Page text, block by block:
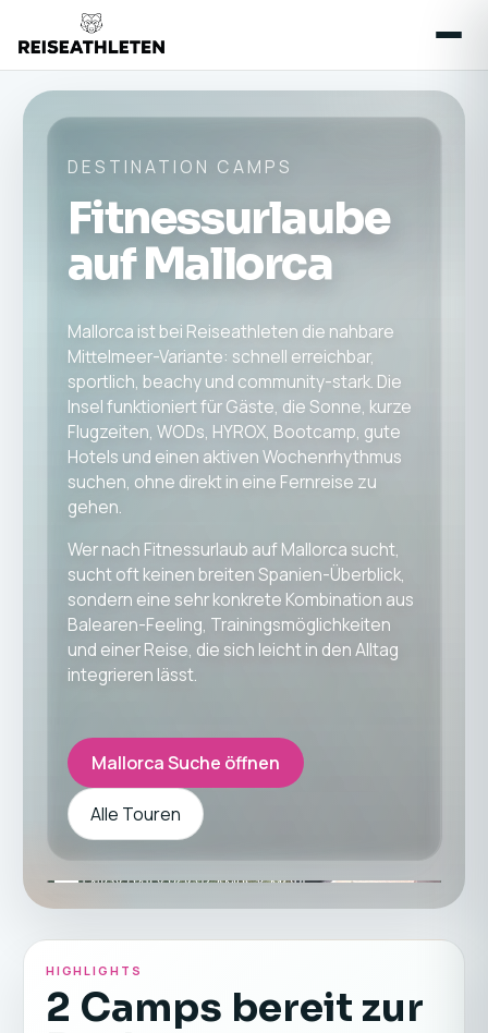
DESTINATION CAMPS
Fitnessurlaube
auf Mallorca
Mallorca ist bei Reiseathleten die nahbare
Mittelmeer-Variante: schnell erreichbar,
sportlich, beachy und community-stark. Die
Insel funktioniert für Gäste, die Sonne, kurze
Flugzeiten, WODs, HYROX, Bootcamp, gute
Hotels und einen aktiven Wochenrhythmus
suchen, ohne direkt in eine Fernreise zu
gehen.
Wer nach Fitnessurlaub auf Mallorca sucht,
sucht oft keinen breiten Spanien-Überblick,
sondern eine sehr konkrete Kombination aus
Balearen-Feeling, Trainingsmöglichkeiten
und einer Reise, die sich leicht in den Alltag
integrieren lässt.
Mallorca Suche öffnen
Alle Touren
HIGHLIGHTS
2 Camps bereit zur